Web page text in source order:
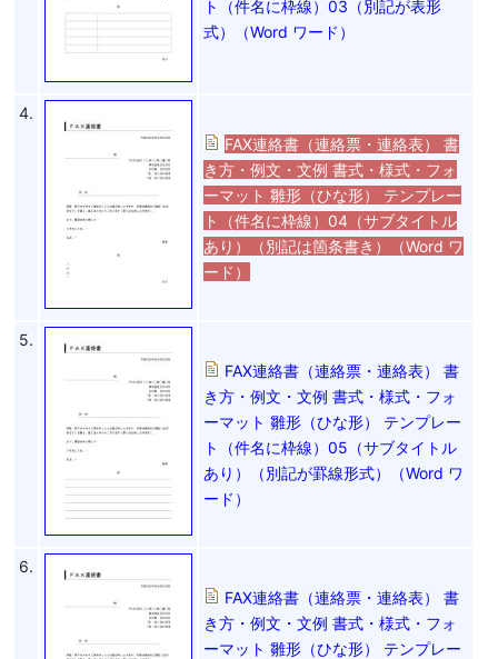
ト（件名に枠線）03（別記が表形
式）（Word ワード）
4.
FAX連絡書（連絡票・連絡表） 書
き方・例文・文例 書式・様式・フォ
ーマット 雛形（ひな形） テンプレー
ト（件名に枠線）04（サブタイトル
あり）（別記は箇条書き）（Word ワ
ード）
5.
FAX連絡書（連絡票・連絡表） 書
き方・例文・文例 書式・様式・フォ
ーマット 雛形（ひな形） テンプレー
ト（件名に枠線）05（サブタイトル
あり）（別記が罫線形式）（Word ワ
ード）
6.
FAX連絡書（連絡票・連絡表） 書
き方・例文・文例 書式・様式・フォ
ーマット 雛形（ひな形） テンプレー